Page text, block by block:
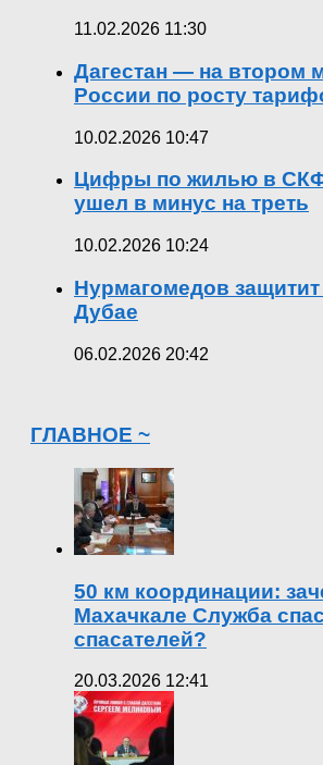
11.02.2026 11:30
Дагестан — на втором
России по росту
10.02.2026 10:47
Цифры по жилью в
ушел в минус на треть
10.02.2026 10:24
Нурмагомедов защитит
Дубае
06.02.2026 20:42
ГЛАВНОЕ ~
50 км координации:
Махачкале Служба
спасателей?
20.03.2026 12:41